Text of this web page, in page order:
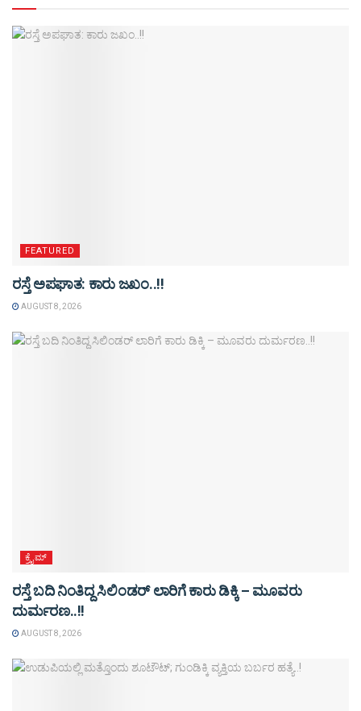
FEATURED
ರಸ್ತೆ ಅಪಘಾತ: ಕಾರು ಜಖಂ..!!
AUGUST 8, 2026
ಕ್ರೈಮ್
ರಸ್ತೆ ಬದಿ ನಿಂತಿದ್ದ ಸಿಲಿಂಡರ್ ಲಾರಿಗೆ ಕಾರು ಡಿಕ್ಕಿ – ಮೂವರು
ದುರ್ಮರಣ..!!
AUGUST 8, 2026